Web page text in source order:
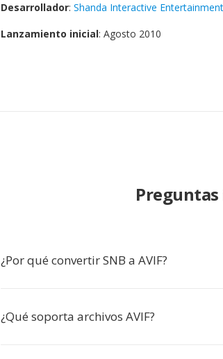
Desarrollador: Shanda Interactive Entertainment
Lanzamiento inicial: Agosto 2010
¿Por qué convertir SNB a AVIF?
¿Qué soporta archivos AVIF?